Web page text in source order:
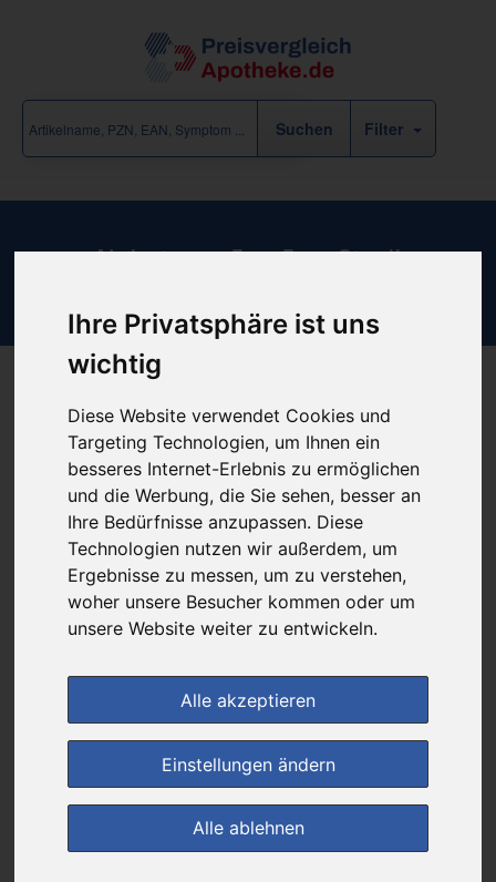
Ihre Privatsphäre ist uns
wichtig
Diese Website verwendet Cookies und
Targeting Technologien, um Ihnen ein
besseres Internet-Erlebnis zu ermöglichen
und die Werbung, die Sie sehen, besser an
Ihre Bedürfnisse anzupassen. Diese
Technologien nutzen wir außerdem, um
Ergebnisse zu messen, um zu verstehen,
woher unsere Besucher kommen oder um
unsere Website weiter zu entwickeln.
Alle akzeptieren
Einstellungen ändern
Alle ablehnen
Filter
Nobatamp 5mx5cm Steril
Produkt empfehlen
günstigster Produktpreis ab
36,99 €
Werratal-Apotheke
+ 4,99 € Versandkosten
& inkl. MwSt.
Ersparnis:23%oder11,16 € 4
Preis pro 1 ST / 3,70 €